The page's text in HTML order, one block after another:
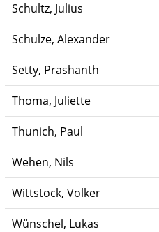
Schultz, Julius
Schulze, Alexander
Setty, Prashanth
Thoma, Juliette
Thunich, Paul
Wehen, Nils
Wittstock, Volker
Wünschel, Lukas